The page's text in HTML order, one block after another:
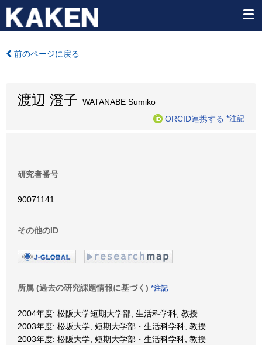
前のページに戻る
渡辺 澄子 WATANABE Sumiko
ORCID連携する *注記
研究者番号
90071141
その他のID
所属 (過去の研究課題情報に基づく) *注記
2004年度: 松阪大学短期大学部, 生活科学科, 教授
2003年度: 松坂大学, 短期大学部・生活科学科, 教授
2003年度: 松阪大学, 短期大学部・生活科学科, 教授